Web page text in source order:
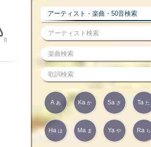
0
アーティスト・楽曲・50音検索
A あ Ka か Sa さ Ta た
Ha は Ma ま Ya や Ra ら